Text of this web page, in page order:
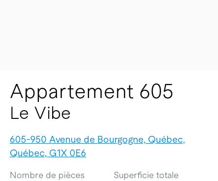
Appartement 605
Le Vibe
605-950 Avenue de Bourgogne, Québec,
Québec, G1X 0E6
Nombre de pièces Superficie totale